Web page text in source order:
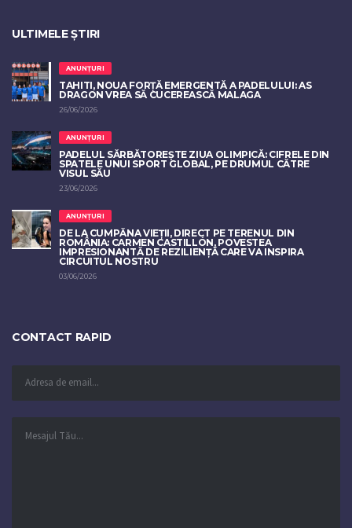
ULTIMELE ȘTIRI
ANUNȚURI
TAHITI, NOUA FORȚĂ EMERGENTĂ A PADELULUI: AS
DRAGON VREA SĂ CUCEREASCĂ MALAGA
26/06/2026
ANUNȚURI
PADELUL SĂRBĂTOREȘTE ZIUA OLIMPICĂ: CIFRELE DIN
SPATELE UNUI SPORT GLOBAL, PE DRUMUL CĂTRE
VISUL SĂU
23/06/2026
ANUNȚURI
DE LA CUMPĂNA VIEȚII, DIRECT PE TERENUL DIN
ROMÂNIA: CARMEN CASTILLÓN, POVESTEA
IMPRESIONANTĂ DE REZILIENȚĂ CARE VA INSPIRA
CIRCUITUL NOSTRU
03/06/2026
CONTACT RAPID